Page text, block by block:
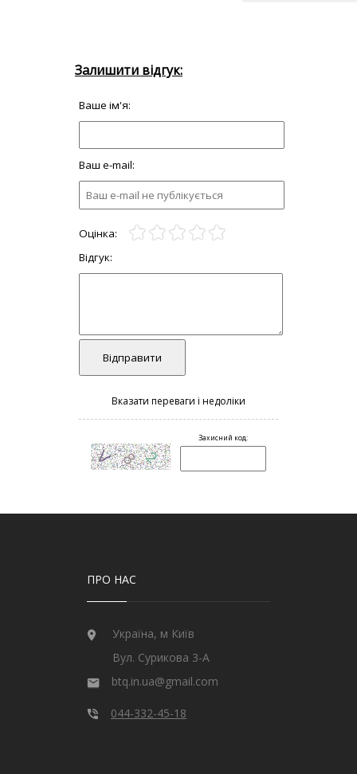
ПРО НАС
Україна, м Київ
Вул. Сурикова 3-А
btq.in.ua@gmail.com
044-332-45-18